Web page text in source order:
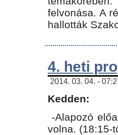
felvonása. A
hallották
4. heti
2014. 03. 04. -
Kedden:
-Alapozó
volna. (18:15-